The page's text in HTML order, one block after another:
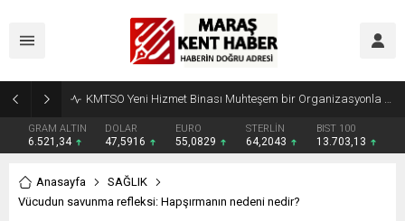
Madrigal, Perşembe Günü KAFUM’da Sahne Alacak
GRAM ALTIN
6.521,34
DOLAR
47,5916
EURO
55,0829
STERLİN
64,2043
BIST 100
13.703,13
Anasayfa
SAĞLIK
Vücudun savunma refleksi: Hapşırmanın nedeni nedir?